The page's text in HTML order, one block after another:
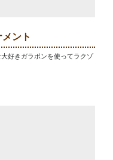
ント
好きガラポンを使ってラクゾ